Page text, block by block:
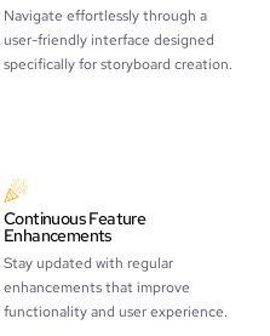
Navigate effortlessly through a
user-friendly interface designed
specifically for storyboard creation.
Continuous Feature
Enhancements
Stay updated with regular
enhancements that improve
functionality and user experience.